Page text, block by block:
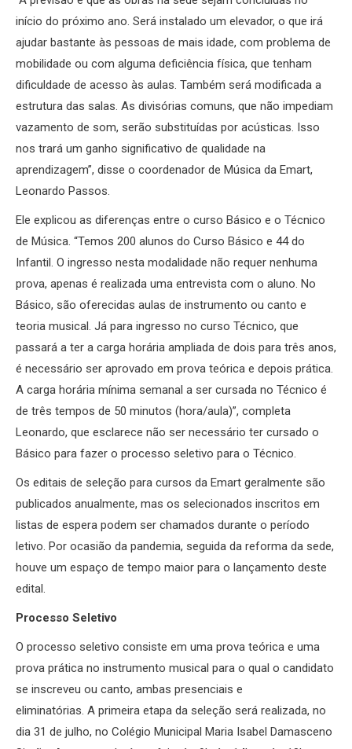
início do próximo ano. Será instalado um elevador, o que irá
ajudar bastante às pessoas de mais idade, com problema de
mobilidade ou com alguma deficiência física, que tenham
dificuldade de acesso às aulas. Também será modificada a
estrutura das salas. As divisórias comuns, que não impediam
vazamento de som, serão substituídas por acústicas. Isso
nos trará um ganho significativo de qualidade na
aprendizagem”, disse o coordenador de Música da Emart,
Leonardo Passos.
Ele explicou as diferenças entre o curso Básico e o Técnico
de Música. “Temos 200 alunos do Curso Básico e 44 do
Infantil. O ingresso nesta modalidade não requer nenhuma
prova, apenas é realizada uma entrevista com o aluno. No
Básico, são oferecidas aulas de instrumento ou canto e
teoria musical. Já para ingresso no curso Técnico, que
passará a ter a carga horária ampliada de dois para três anos,
é necessário ser aprovado em prova teórica e depois prática.
A carga horária mínima semanal a ser cursada no Técnico é
de três tempos de 50 minutos (hora/aula)”, completa
Leonardo, que esclarece não ser necessário ter cursado o
Básico para fazer o processo seletivo para o Técnico.
Os editais de seleção para cursos da Emart geralmente são
publicados anualmente, mas os selecionados inscritos em
listas de espera podem ser chamados durante o período
letivo. Por ocasião da pandemia, seguida da reforma da sede,
houve um espaço de tempo maior para o lançamento deste
edital.
Processo Seletivo
O processo seletivo consiste em uma prova teórica e uma
prova prática no instrumento musical para o qual o candidato
se inscreveu ou canto, ambas presenciais e
eliminatórias. A primeira etapa da seleção será realizada, no
dia 31 de julho, no Colégio Municipal Maria Isabel Damasceno